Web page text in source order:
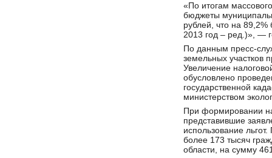
«По итогам
бюджеты
рублей, что на 89,2%
2013 год – ред.)», —
По данным пресс-
земельных участков
Увеличение
обусловлено
государственной
министерством
При формировании
представившие
использование
более 173 тысяч
области, на сумму